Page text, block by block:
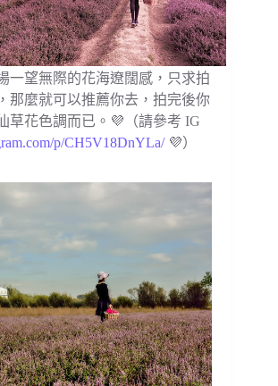
一望無際的花海遼闊感，只求拍
那麼就可以推薦你去，拍完後你
草花色調而已。💜（請參考 IG
p/CH5V18DnYLa/💜）